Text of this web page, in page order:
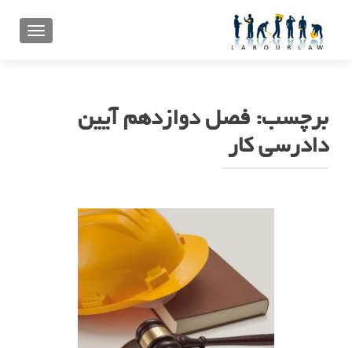
تعویض
برچسب: ﻓﺼﻞ ﺩﻭﺍﺯﺩﻫﻢ ﺁﻳﻴﻦ
ﺩﺍﺩﺭﺳﯽ ﮐﺎﺭ